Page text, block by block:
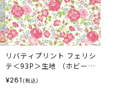
リバティプリント フェリシ
テ＜93P＞生地 （ホビーラ
ホビーレオリジナル）2025
¥261 (税込)